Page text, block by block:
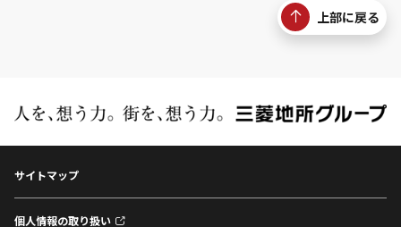
上部に戻る
サイトマップ
個人情報の取り扱い